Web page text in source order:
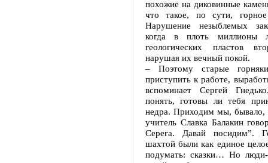
похожие на диковинные
что такое, по сути, горное
Нарушение незыблемых
когда в плоть миллионы
геологических пластов
нарушая их вечный покой.
– Поэтому старые
приступить к работе,
вспоминает Сергей
понять, готовы ли тебя
недра. Приходим мы, бывало,
учитель Славка Балакин
Серега. Давай посидим”.
шахтой были как единое
подумать: сказки… Но